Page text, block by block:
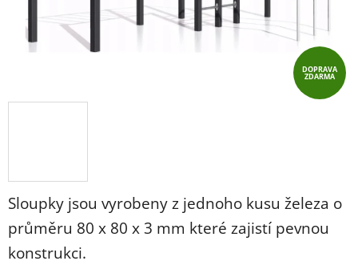
Sloupky jsou vyrobeny z jednoho kusu železa o
průměru 80 x 80 x 3 mm které zajistí pevnou
konstrukci.
DOPRAVA
ZDARMA